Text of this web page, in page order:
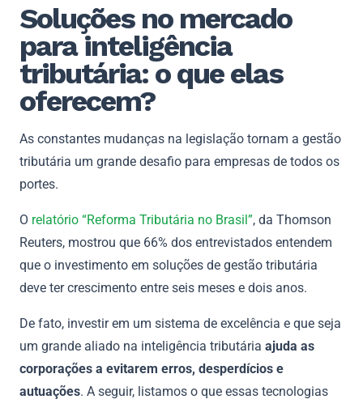
Soluções no mercado
para inteligência
tributária: o que elas
oferecem?
As constantes mudanças na legislação tornam a gestão
tributária um grande desafio para empresas de todos os
portes.
O relatório “Reforma Tributária no Brasil”, da Thomson
Reuters, mostrou que 66% dos entrevistados entendem
que o investimento em soluções de gestão tributária
deve ter crescimento entre seis meses e dois anos.
De fato, investir em um sistema de excelência e que seja
um grande aliado na inteligência tributária ajuda as
corporações a evitarem erros, desperdícios e
autuações. A seguir, listamos o que essas tecnologias